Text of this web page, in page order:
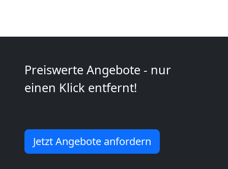
Preiswerte Angebote - nur
einen Klick entfernt!
Jetzt Angebote anfordern
Anfrage
National